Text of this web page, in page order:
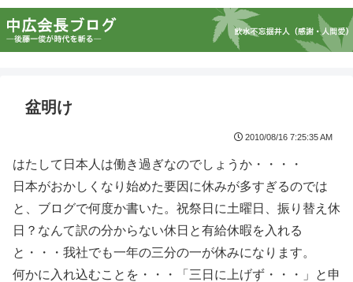
盆明け
2010/08/16 7:25:35 AM
はたして日本人は働き過ぎなのでしょうか・・・・
日本がおかしくなり始めた要因に休みが多すぎるのでは
と、ブログで何度か書いた。祝祭日に土曜日、振り替え休
日？なんて訳の分からない休日と有給休暇を入れる
と・・・我社でも一年の三分の一が休みになります。
何かに入れ込むことを・・・「三日に上げず・・・」と申